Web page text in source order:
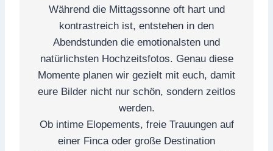
Während die Mittagssonne oft hart und
kontrastreich ist, entstehen in den
Abendstunden die emotionalsten und
natürlichsten Hochzeitsfotos. Genau diese
Momente planen wir gezielt mit euch, damit
eure Bilder nicht nur schön, sondern zeitlos
werden.
Ob intime Elopements, freie Trauungen auf
einer Finca oder große Destination